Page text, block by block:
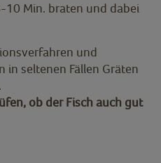
10 Min. braten und dabei
und
in seltenen Fällen Gräten
ob der Fisch auch gut